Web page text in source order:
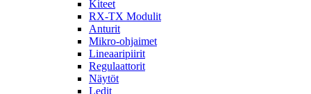
Kiteet
RX-TX Modulit
Anturit
Mikro-ohjaimet
Lineaaripiirit
Regulaattorit
Näytöt
Ledit